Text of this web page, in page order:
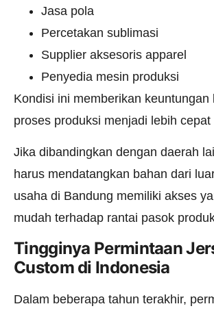
Jasa pola
Percetakan sublimasi
Supplier aksesoris apparel
Penyedia mesin produksi
Kondisi ini memberikan keuntungan
proses produksi menjadi lebih cepat
Jika dibandingkan dengan daerah
harus mendatangkan bahan dari
usaha di Bandung memiliki akses
mudah terhadap rantai pasok
Tingginya Permintaan
Custom di Indonesia
Dalam beberapa tahun terakhir,